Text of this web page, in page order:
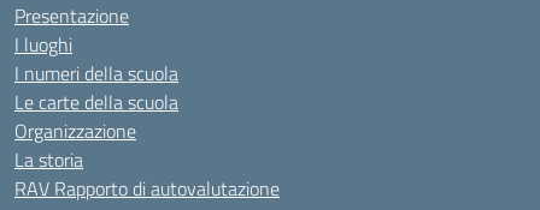
Presentazione
I luoghi
I numeri della scuola
Le carte della scuola
Organizzazione
La storia
RAV Rapporto di autovalutazione